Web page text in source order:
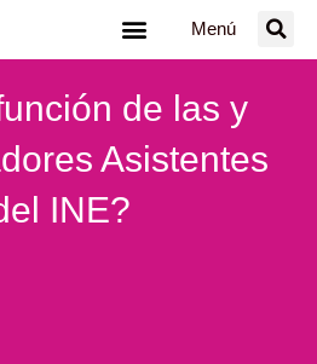
Menú
de las y
Asistentes
INE?